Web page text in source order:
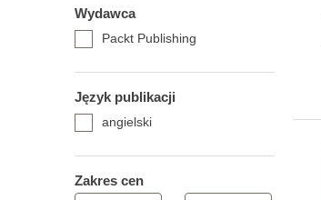
Wydawca
Packt Publishing
Język publikacji
angielski
Zakres cen